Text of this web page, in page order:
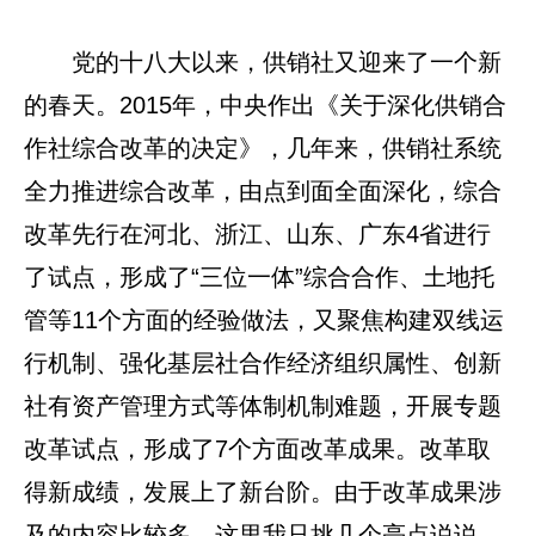
党的十八大以来，供销社又迎来了一个新
的春天。2015年，中央作出《关于深化供销合
作社综合改革的决定》，几年来，供销社系统
全力推进综合改革，由点到面全面深化，综合
改革先行在河北、浙江、山东、广东4省进行
了试点，形成了“三位一体”综合合作、土地托
管等11个方面的经验做法，又聚焦构建双线运
行机制、强化基层社合作经济组织属性、创新
社有资产管理方式等体制机制难题，开展专题
改革试点，形成了7个方面改革成果。改革取
得新成绩，发展上了新台阶。由于改革成果涉